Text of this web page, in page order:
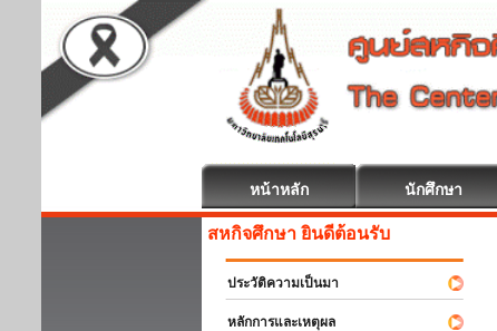
หน้าหลัก นักศึกษา
สหกิจศึกษา ยินดีต้อนรับ
ประวัติความเป็นมา
หลักการและเหตุผล